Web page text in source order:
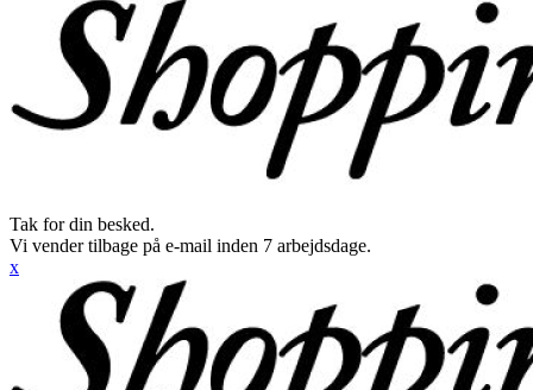
Tak for din besked.
Vi vender tilbage på e-mail inden 7 arbejdsdage.
x